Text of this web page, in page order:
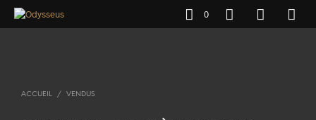
0
ACCUEIL / VENDUS